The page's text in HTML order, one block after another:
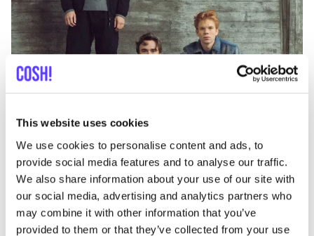
This website uses cookies
We use cookies to personalise content and ads, to
provide social media features and to analyse our traffic.
We also share information about your use of our site with
our social media, advertising and analytics partners who
may combine it with other information that you’ve
provided to them or that they’ve collected from your use